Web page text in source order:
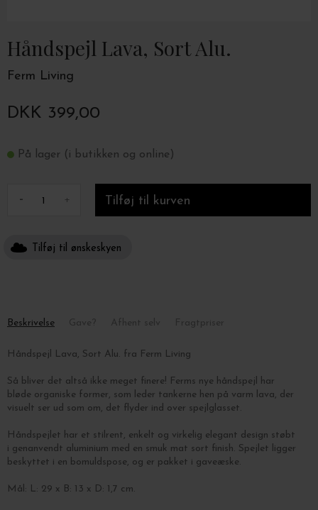
Håndspejl Lava, Sort Alu.
Ferm Living
DKK 399,00
På lager (i butikken og online)
- +
Tilføj til ønskeskyen
Beskrivelse
Håndspejl Lava, Sort Alu. fra Ferm Living
Så bliver det altså ikke meget finere! Ferms nye håndspejl har
bløde organiske former, som leder tankerne hen på varm lava, der
visuelt ser ud som om, det flyder ind over spejlglasset.
Håndspejlet har et stilrent, enkelt og virkelig elegant design støbt
i genanvendt aluminium med en smuk mat sort finish. Spejlet ligger
beskyttet i en bomuldspose, og er pakket i gaveæske.
Mål: L: 29 x B: 13 x D: 1,7 cm.